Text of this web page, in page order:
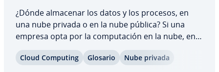
¿Dónde almacenar los datos y los procesos, en
una nube privada o en la nube pública? Si una
empresa opta por la co­mpu­tación en la nube, en
primer lugar tendrá que de­ca­n­tar­se por una de las
numerosas ofertas di­s­po­ni­bles. Con ayuda de la
Cloud Computing Glosario Nube privada